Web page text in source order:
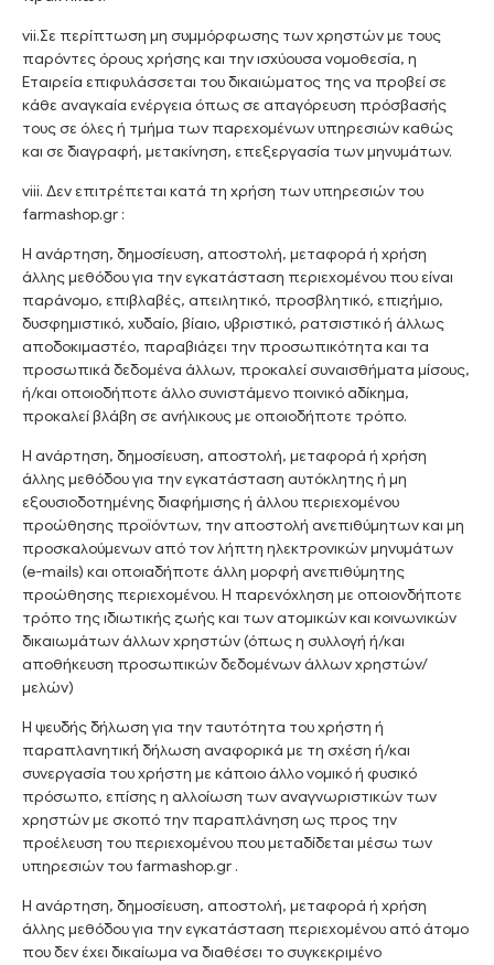
vii.Σε περίπτωση μη συμμόρφωσης των χρηστών με τους
παρόντες όρους χρήσης και την ισχύουσα νομοθεσία, η
Εταιρεία επιφυλάσσεται του δικαιώματος της να προβεί σε
κάθε αναγκαία ενέργεια όπως σε απαγόρευση πρόσβασής
τους σε όλες ή τμήμα των παρεχομένων υπηρεσιών καθώς
και σε διαγραφή, μετακίνηση, επεξεργασία των μηνυμάτων.
viii. Δεν επιτρέπεται κατά τη χρήση των υπηρεσιών του
farmashop.gr :
Η ανάρτηση, δημοσίευση, αποστολή, μεταφορά ή χρήση
άλλης μεθόδου για την εγκατάσταση περιεχομένου που είναι
παράνομο, επιβλαβές, απειλητικό, προσβλητικό, επιζήμιο,
δυσφημιστικό, χυδαίο, βίαιο, υβριστικό, ρατσιστικό ή άλλως
αποδοκιμαστέο, παραβιάζει την προσωπικότητα και τα
προσωπικά δεδομένα άλλων, προκαλεί συναισθήματα μίσους,
ή/και οποιοδήποτε άλλο συνιστάμενο ποινικό αδίκημα,
προκαλεί βλάβη σε ανήλικους με οποιοδήποτε τρόπο.
Η ανάρτηση, δημοσίευση, αποστολή, μεταφορά ή χρήση
άλλης μεθόδου για την εγκατάσταση αυτόκλητης ή μη
εξουσιοδοτημένης διαφήμισης ή άλλου περιεχομένου
προώθησης προϊόντων, την αποστολή ανεπιθύμητων και μη
προσκαλούμενων από τον λήπτη ηλεκτρονικών μηνυμάτων
(e-mails) και οποιαδήποτε άλλη μορφή ανεπιθύμητης
προώθησης περιεχομένου. Η παρενόχληση με οποιονδήποτε
τρόπο της ιδιωτικής ζωής και των ατομικών και κοινωνικών
δικαιωμάτων άλλων χρηστών (όπως η συλλογή ή/και
αποθήκευση προσωπικών δεδομένων άλλων χρηστών/
μελών)
Η ψευδής δήλωση για την ταυτότητα του χρήστη ή
παραπλανητική δήλωση αναφορικά με τη σχέση ή/και
συνεργασία του χρήστη με κάποιο άλλο νομικό ή φυσικό
πρόσωπο, επίσης η αλλοίωση των αναγνωριστικών των
χρηστών με σκοπό την παραπλάνηση ως προς την
προέλευση του περιεχομένου που μεταδίδεται μέσω των
υπηρεσιών του farmashop.gr .
Η ανάρτηση, δημοσίευση, αποστολή, μεταφορά ή χρήση
άλλης μεθόδου για την εγκατάσταση περιεχομένου από άτομο
που δεν έχει δικαίωμα να διαθέσει το συγκεκριμένο